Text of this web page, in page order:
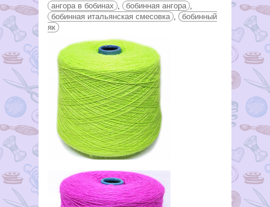
ангора в бобинах бобинная ангора
бобинная итальянская смесовка
бобинный
як